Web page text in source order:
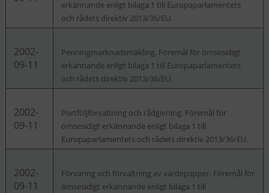
erkännande enligt bilaga 1 till Europaparlamentets
och rådets direktiv 2013/36/EU.
2002-
09-11
Penningmarknadsmäkling. Föremål för ömsesidigt
erkännande enligt bilaga 1 till Europaparlamentets
och rådets direktiv 2013/36/EU.
2002-
09-11
Portföljförvaltning och rådgivning. Föremål för
ömsesidigt erkännande enligt bilaga 1 till
Europaparlamentets och rådets direktiv 2013/36/EU.
2002-
09-11
Förvaring och förvaltning av värdepapper. Föremål för
ömsesidigt erkännande enligt bilaga 1 till